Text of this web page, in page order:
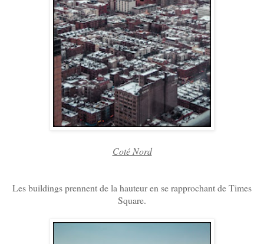
Coté Nord
Les buildings prennent de la hauteur en se rapprochant de Times
Square.